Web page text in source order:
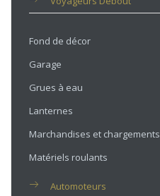
Fond de décor
Garage
Grues à eau
Lanternes
Marchandises et chargements
Matériels roulants
Automoteurs